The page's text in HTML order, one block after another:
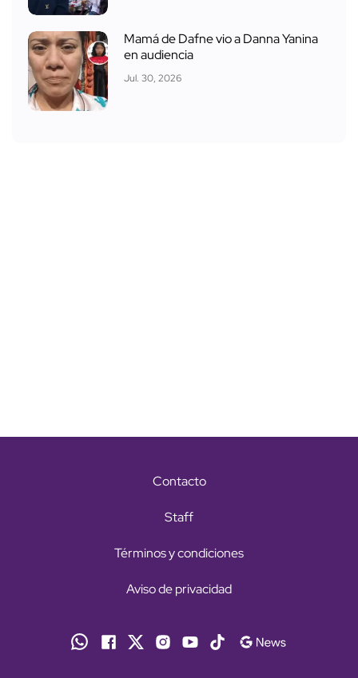
Mamá de Dafne vio a Danna Yanina
en audiencia
Jul. 30, 2026
Contacto
Staff
Términos y condiciones
Aviso de privacidad